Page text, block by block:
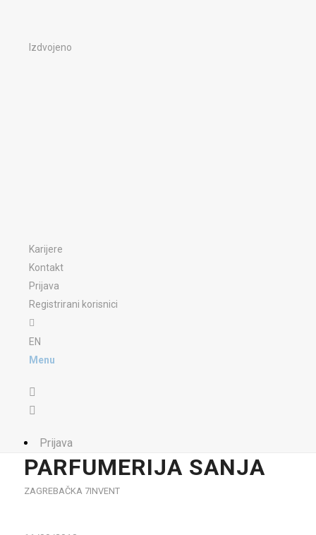
Izdvojeno
Karijere
Kontakt
Prijava
Registrirani korisnici
EN
Menu
Prijava
PARFUMERIJA SANJA
ZAGREBAČKA 7INVENT